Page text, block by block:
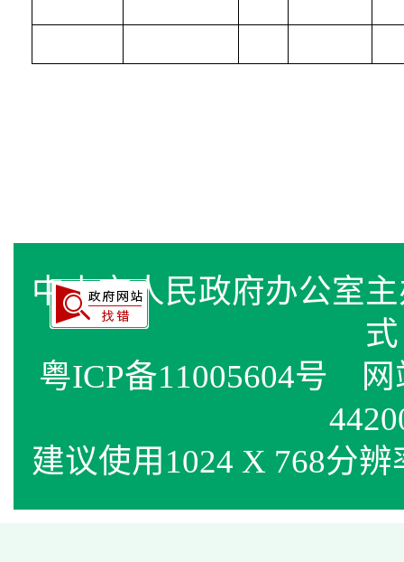
中山市人民政府办公
式
粤ICP备11005604号 网
建议使用1024 X 768分